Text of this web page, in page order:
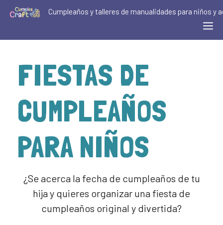
Cumpleaños y talleres de manualidades para niños y
FIESTAS DE
CUMPLEAÑOS
PARA NIÑOS
¿Se acerca la fecha de cumpleaños de tu
hija y quieres organizar una fiesta de
cumpleaños original y divertida?